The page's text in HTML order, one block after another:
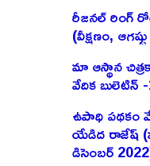
రీజనల్ రింగ్
(వీక్షణం,
మా ఆస్థాన
వేదిక బులెటిన్
ఉపాధి పథకం
యేడిద రాజేష్‌
డిసెంబర్